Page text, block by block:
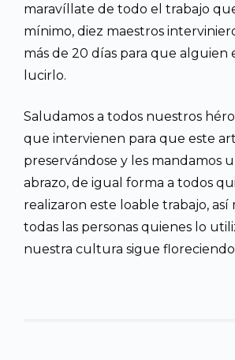
maravíllate de todo el trabajo
mínimo, diez maestros
más de 20 días para que alguien
lucirlo.
Saludamos a todos nuestros
que intervienen para que este
preservándose y les mandamos
abrazo, de igual forma a todos
realizaron este loable trabajo, así
todas las personas quienes lo
nuestra cultura sigue